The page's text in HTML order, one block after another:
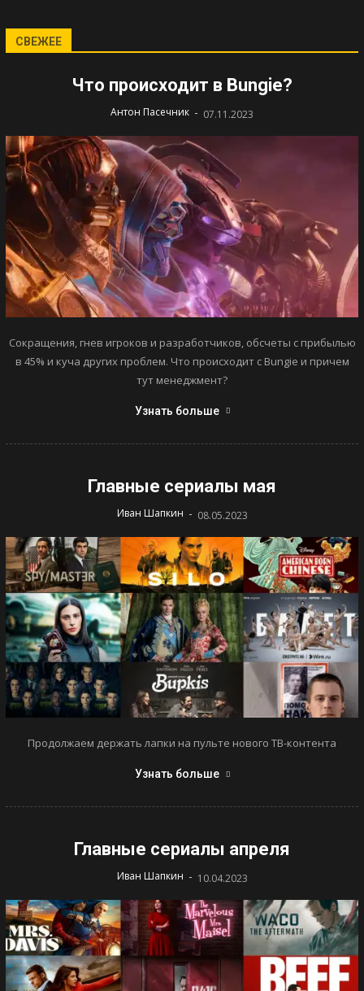
СВЕЖЕЕ
Что происходит в Bungie?
Антон Пасечник - 07.11.2023
Сокращения, гнев игроков и разработчиков, обсчеты с прибылью
в 45% и куча других проблем. Что происходит с Bungie и причем
тут менеджмент?
Узнать больше
Главные сериалы мая
Иван Шапкин - 08.05.2023
Продолжаем держать лапки на пульте нового ТВ-контента
Узнать больше
Главные сериалы апреля
Иван Шапкин - 10.04.2023